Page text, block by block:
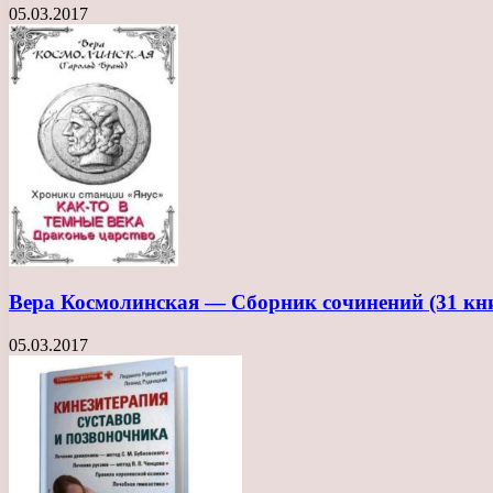
05.03.2017
Вера Космолинская — Сборник сочинений (31
05.03.2017